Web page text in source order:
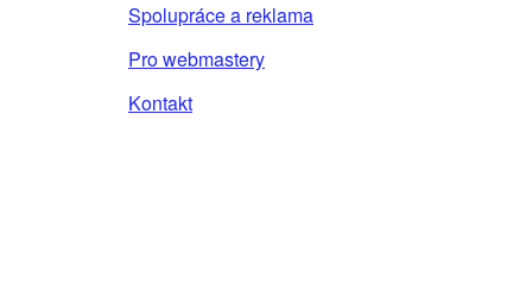
Spolupráce a reklama
Pro webmastery
Kontakt